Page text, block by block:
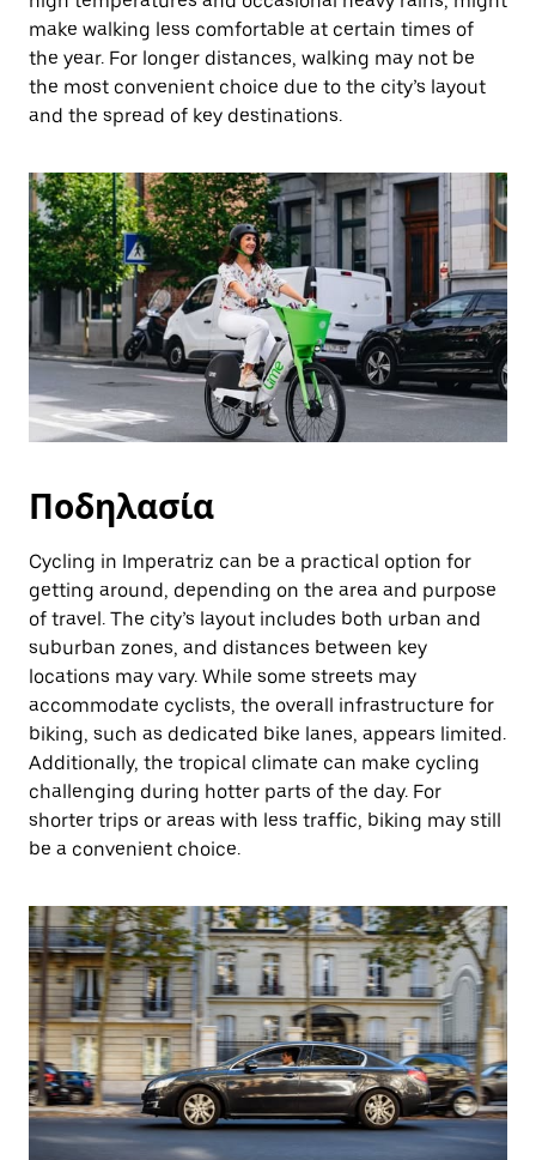
make walking less comfortable at certain times of
the year. For longer distances, walking may not be
the most convenient choice due to the city’s layout
and the spread of key destinations.
Ποδηλασία
Cycling in Imperatriz can be a practical option for
getting around, depending on the area and purpose
of travel. The city’s layout includes both urban and
suburban zones, and distances between key
locations may vary. While some streets may
accommodate cyclists, the overall infrastructure for
biking, such as dedicated bike lanes, appears limited.
Additionally, the tropical climate can make cycling
challenging during hotter parts of the day. For
shorter trips or areas with less traffic, biking may still
be a convenient choice.